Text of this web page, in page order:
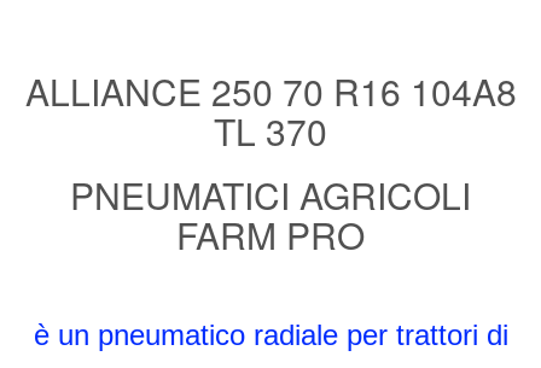
era:
540,00€.
è:
210,00€.
ALLIANCE 250 70 R16 104A8
TL 370
PNEUMATICI AGRICOLI
FARM PRO
è un pneumatico radiale per trattori di